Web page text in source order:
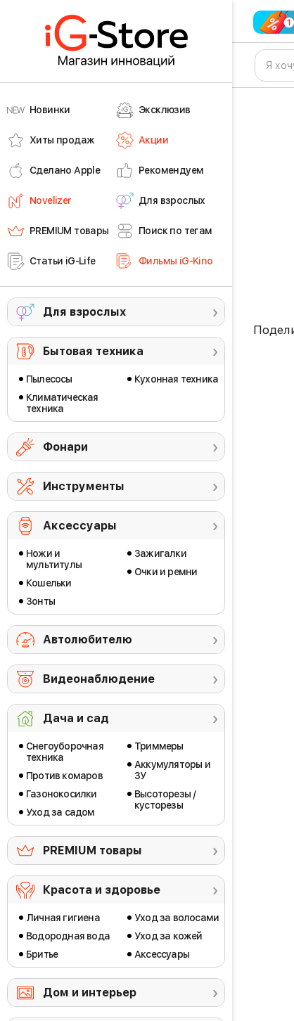
Новинки Эксклюзив
Хиты продаж Акции
Сделано Apple Рекомендуем
Novelizer Для взрослых
PREMIUM товары Поиск по тегам
Статьи iG-Life Фильмы iG-Kino
Для взрослых
Бытовая техника
Пылесосы
Климатическая
техника
Кухонная техника
Фонари
Инструменты
Аксессуары
Ножи и
мультитулы
Кошельки
Зонты
Зажигалки
Очки и ремни
Автолюбителю
Видеонаблюдение
Дача и сад
Снегоуборочная
техника
Против комаров
Газонокосилки
Уход за садом
Триммеры
Аккумуляторы и
ЗУ
Высоторезы /
кусторезы
PREMIUM товары
Красота и здоровье
Личная гигиена
Водородная вода
Бритье
Уход за волосами
Уход за кожей
Аксессуары
Дом и интерьер